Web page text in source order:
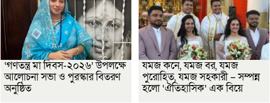
‘গণতন্ত্র মা দিবস-২০২৬’ উপলক্ষে
আলোচনা সভা ও পুরস্কার বিতরণ
অনুষ্ঠিত
যমজ কনে, যমজ বর, যমজ
পুরোহিত, যমজ সহকারী – সম্পন্ন
হলো ‘ঐতিহাসিক’ এক বিয়ে